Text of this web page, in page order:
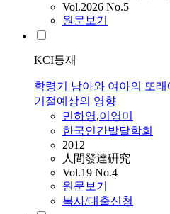
Vol.2026 No.5
원문보기
KCI등재
학령기 남아와 여아의 또
거절예상의 영향
민하영,이영미
한국인간발달학회
2012
人間發達硏究
Vol.19 No.4
원문보기
복사/대출신청